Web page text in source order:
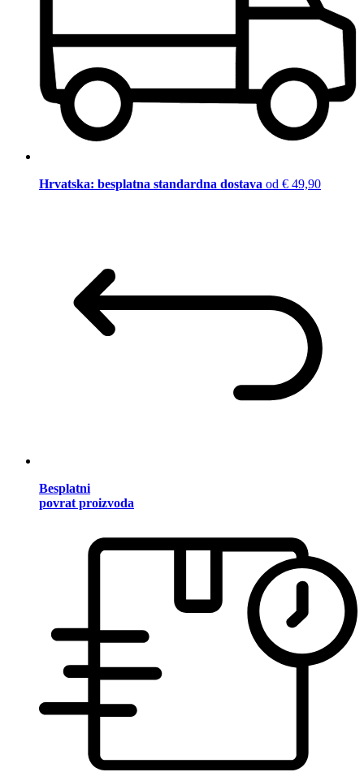
Hrvatska: besplatna standardna dostava od € 49,90
Besplatni
povrat proizvoda